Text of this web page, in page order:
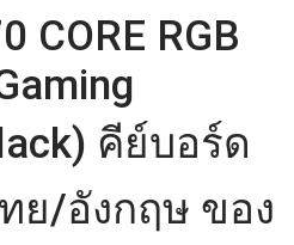
CORE RGB
คีย์บอร์ด
ย/อังกฤษ ของ